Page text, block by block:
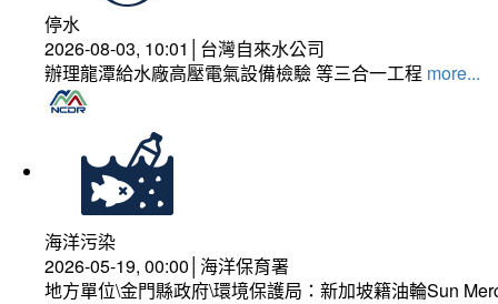
停水
2026-08-03, 10:01│台灣自來水公司
辦理龍潭給水廠高壓電氣設備檢驗 等三合一工程 more...
海洋污染
2026-05-19, 00:00│海洋保育署
地方單位\金門縣政府\環境保護局：新加坡籍油輪Sun